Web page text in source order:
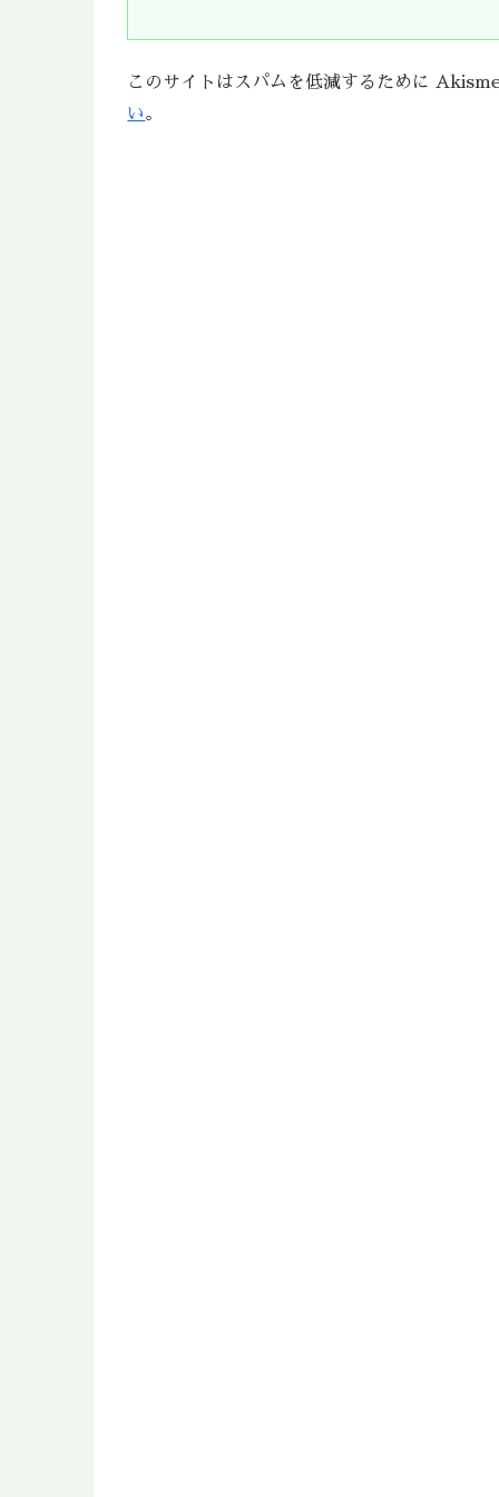
このサイトはスパムを低減するために
い。